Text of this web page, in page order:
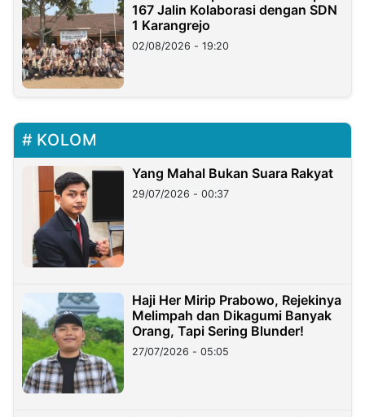
167 Jalin Kolaborasi dengan SDN
1 Karangrejo
02/08/2026 - 19:20
KOLOM
Yang Mahal Bukan Suara Rakyat
29/07/2026 - 00:37
Haji Her Mirip Prabowo, Rejekinya
Melimpah dan Dikagumi Banyak
Orang, Tapi Sering Blunder!
27/07/2026 - 05:05